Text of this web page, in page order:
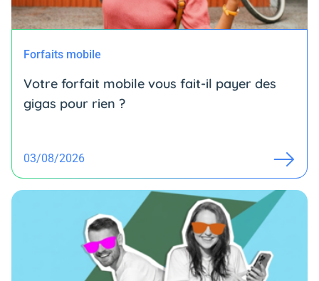
Forfaits mobile
Votre forfait mobile vous fait-il payer des
gigas pour rien ?
03/08/2026